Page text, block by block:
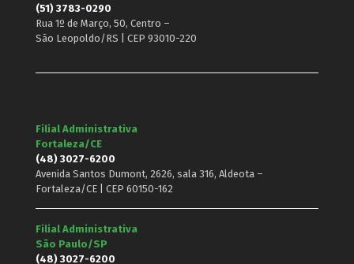
(51) 3783-0290
Rua 1º de Março, 50, Centro –
São Leopoldo/RS | CEP 93010-220
Filial Administrativa
Fortaleza/CE
(48) 3027-6200
Avenida Santos Dumont, 2626, sala 316, Aldeota –
Fortaleza/CE | CEP 60150-162
Filial Administrativa
São Paulo/SP
(48) 3027-6200